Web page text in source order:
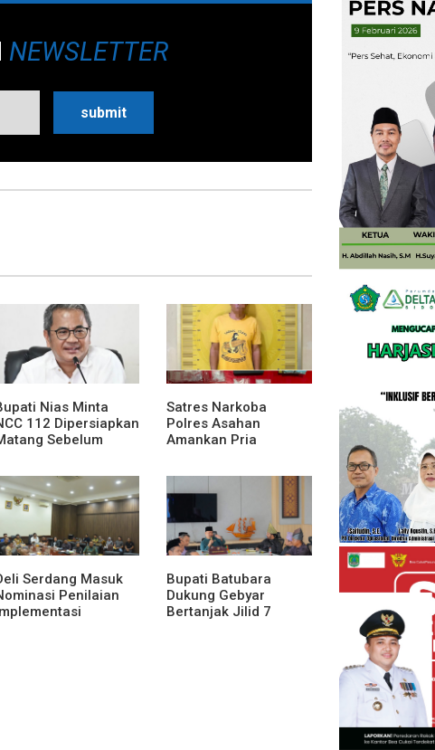
NEWSLETTER
Nias Minta
112 Dipersiapkan
Sebelum
Satres Narkoba
Polres Asahan
Amankan Pria
Pengedar Dugaan
Sabu, Sita 19,60 Gram
Barang Bukti
Serdang Masuk
Penilaian
Bupati Batubara
Dukung Gebyar
Bertanjak Jilid 7